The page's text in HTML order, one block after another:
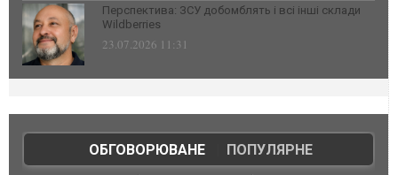
Перспектива: ЗСУ добомблять і всі інші склади
Wildberries
23.07.2026 11:31
ОБГОВОРЮВАНЕ| ПОПУЛЯРНЕ